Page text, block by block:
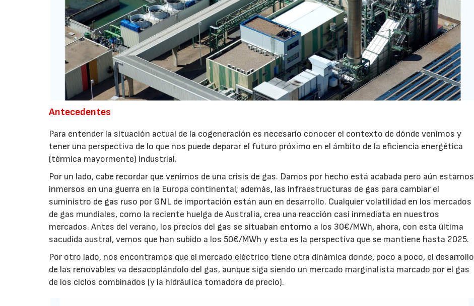
Antecedentes
Para entender la situación actual de la cogeneración es necesario conocer el contexto de dónde venimos y
tener una perspectiva de lo que nos puede deparar el futuro próximo en el ámbito de la eficiencia energética
(térmica mayormente) industrial.
Por un lado, cabe recordar que venimos de una crisis de gas. Damos por hecho está acabada pero aún estamos
inmersos en una guerra en la Europa continental; además, las infraestructuras de gas para cambiar el
suministro de gas ruso por GNL de importación están aun en desarrollo. Cualquier volatilidad en los mercados
de gas mundiales, como la reciente huelga de Australia, crea una reacción casi inmediata en nuestros
mercados. Antes del verano, los precios del gas se situaban entorno a los 30€/MWh, ahora, con esta última
sacudida austral, vemos que han subido a los 50€/MWh y esta es la perspectiva que se mantiene hasta 2025.
Por otro lado, nos encontramos que el mercado eléctrico tiene otra dinámica donde, poco a poco, el desarrollo
de las renovables va desacoplándolo del gas, aunque siga siendo un mercado marginalista marcado por el gas
de los ciclos combinados (y la hidráulica tomadora de precio).